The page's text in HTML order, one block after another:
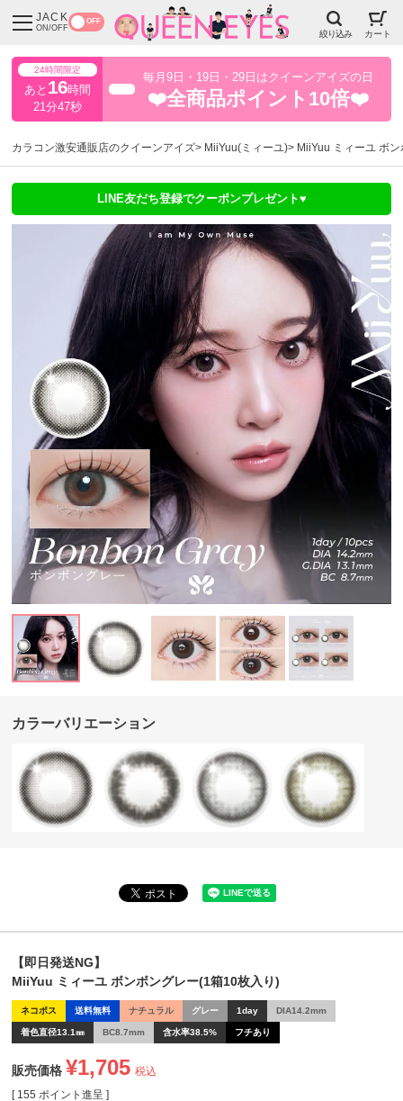
JACK
ON/OFF
OFF
絞り込み カート
24時間限定
あと 16時間
21分46秒
毎月9日・19日・29日はクイーンアイズの日
❤️全商品ポイント10倍❤️
カラコン激安通販店のクイーンアイズ MiiYuu(ミィーユ) MiiYuu ミィーユ ボ
LINE友だち登録でクーポンプレゼント♥
カラーバリエーション
【即日発送NG】
MiiYuu ミィーユ ボンボングレー(1箱10枚入り)
ネコポス 送料無料 ナチュラル グレー 1day DIA14.2mm
着色直径13.1㎜ BC8.7mm 含水率38.5% フチあり
販売価格 ¥1,705 税込
[ 155 ポイント進呈 ]